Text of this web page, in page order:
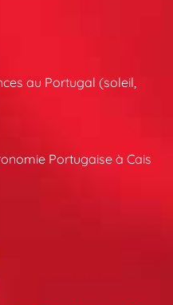
au Portugal (soleil,
Portugaise à Cais